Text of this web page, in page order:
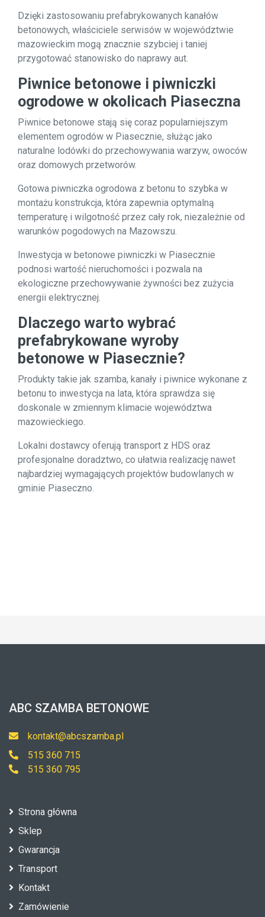
Dzięki zastosowaniu prefabrykowanych kanałów
betonowych, właściciele serwisów w województwie
mazowieckim mogą znacznie szybciej i taniej
przygotować stanowisko do naprawy aut.
Piwnice betonowe i piwniczki
ogrodowe w okolicach Piaseczna
Piwnice betonowe stają się coraz popularniejszym
elementem ogrodów w Piasecznie, służąc jako
naturalne lodówki do przechowywania warzyw, owoców
oraz domowych przetworów.
Gotowa piwniczka ogrodowa z betonu to szybka w
montażu konstrukcja, która zapewnia optymalną
temperaturę i wilgotność przez cały rok, niezależnie od
warunków pogodowych na Mazowszu.
Inwestycja w betonowe piwniczki w Piasecznie
podnosi wartość nieruchomości i pozwala na
ekologiczne przechowywanie żywności bez zużycia
energii elektrycznej.
Dlaczego warto wybrać
prefabrykowane wyroby
betonowe w Piasecznie?
Produkty takie jak szamba, kanały i piwnice wykonane z
betonu to inwestycja na lata, która sprawdza się
doskonale w zmiennym klimacie województwa
mazowieckiego.
Lokalni dostawcy oferują transport z HDS oraz
profesjonalne doradztwo, co ułatwia realizację nawet
najbardziej wymagających projektów budowlanych w
gminie Piaseczno.
ABC SZAMBA BETONOWE
kontakt@abcszamba.pl
515 360 715
515 360 795
Strona główna
Sklep
Gwarancja
Transport
Kontakt
Zamówienie